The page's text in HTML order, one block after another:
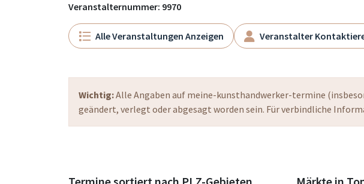
Veranstalternummer: 9970
Alle Veranstaltungen Anzeigen Veranstalter
Wichtig:Alle Angaben auf meine-kunsthandwerker-termine
geändert, verlegt oder abgesagt worden sein. Für verbindliche